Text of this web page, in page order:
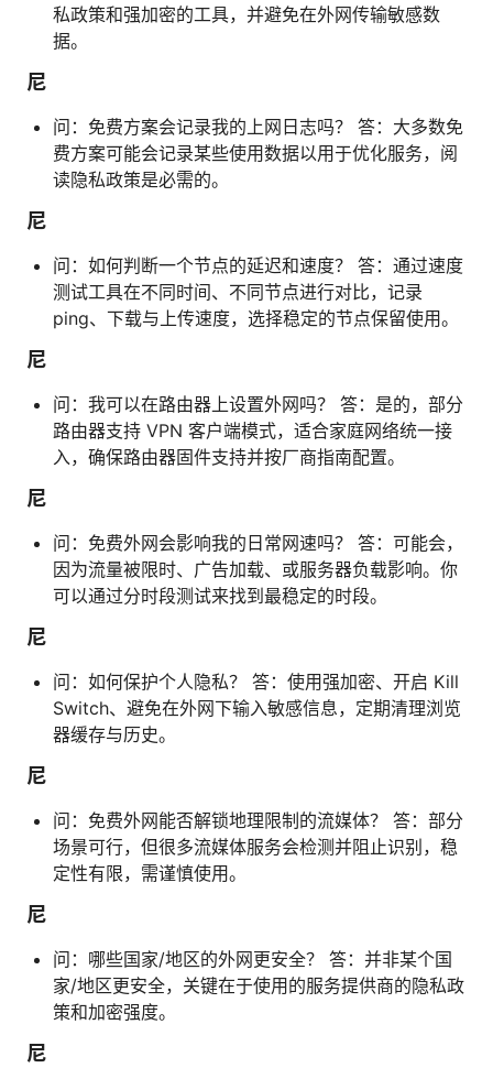
私政策和强加密的工具，并避免在外网传输敏感数
据。
尼
问：免费方案会记录我的上网日志吗？ 答：大多数免
费方案可能会记录某些使用数据以用于优化服务，阅
读隐私政策是必需的。
尼
问：如何判断一个节点的延迟和速度？ 答：通过速度
测试工具在不同时间、不同节点进行对比，记录
ping、下载与上传速度，选择稳定的节点保留使用。
尼
问：我可以在路由器上设置外网吗？ 答：是的，部分
路由器支持 VPN 客户端模式，适合家庭网络统一接
入，确保路由器固件支持并按厂商指南配置。
尼
问：免费外网会影响我的日常网速吗？ 答：可能会，
因为流量被限时、广告加载、或服务器负载影响。你
可以通过分时段测试来找到最稳定的时段。
尼
问：如何保护个人隐私？ 答：使用强加密、开启 Kill
Switch、避免在外网下输入敏感信息，定期清理浏览
器缓存与历史。
尼
问：免费外网能否解锁地理限制的流媒体？ 答：部分
场景可行，但很多流媒体服务会检测并阻止识别，稳
定性有限，需谨慎使用。
尼
问：哪些国家/地区的外网更安全？ 答：并非某个国
家/地区更安全，关键在于使用的服务提供商的隐私政
策和加密强度。
尼